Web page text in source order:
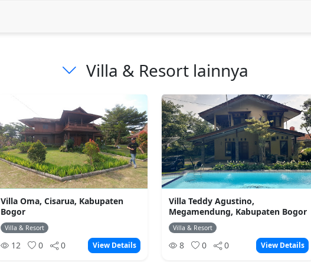
Villa & Resort lainnya
Villa Oma, Cisarua, Kabupaten
Bogor
Villa & Resort
12 0 0 View Details
Villa Teddy Agustino,
Megamendung, Kabupaten Bogor
Villa & Resort
8 0 0 View Details